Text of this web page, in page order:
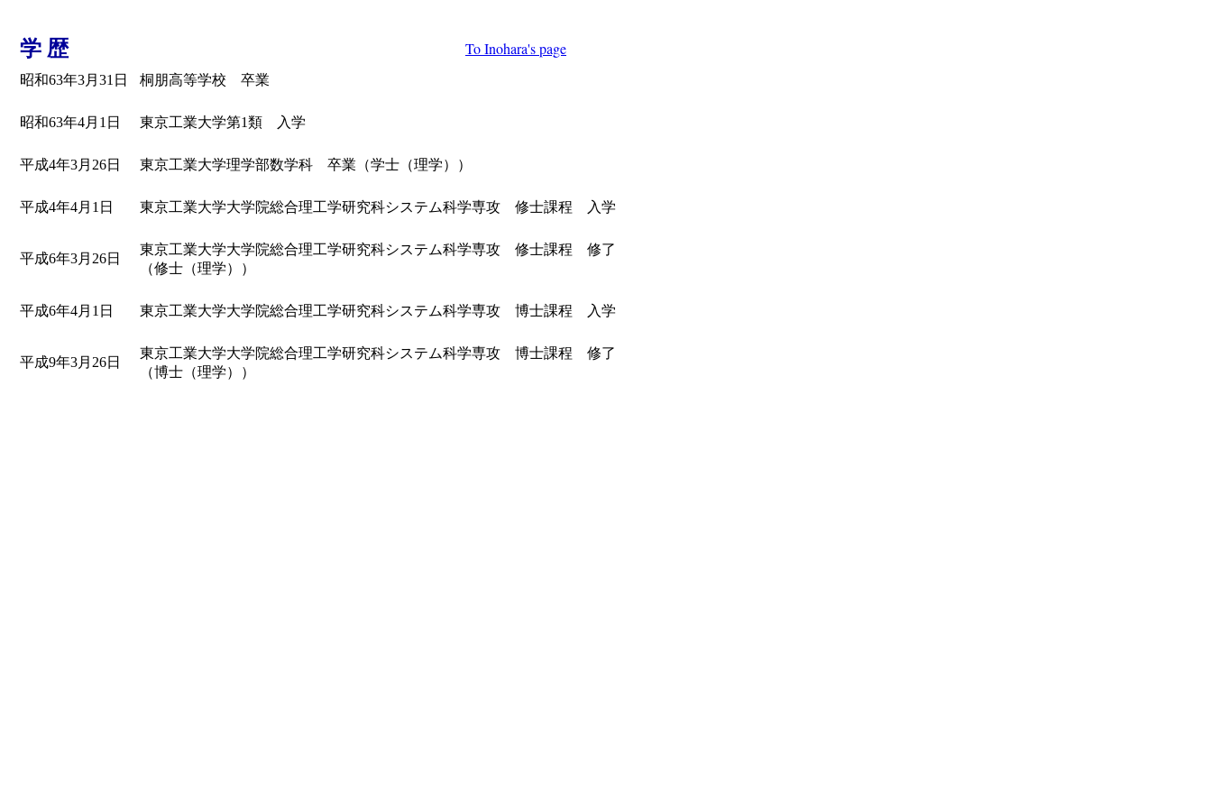
学 歴 To Inohara's page
昭和63年3月31日 桐朋高等学校 卒業
昭和63年4月1日 東京工業大学第1類 入学
平成4年3月26日 東京工業大学理学部数学科 卒業（学士（理学））
平成4年4月1日 東京工業大学大学院総合理工学研究科システム科学専攻 修士課程 入学
平成6年3月26日
東京工業大学大学院総合理工学研究科システム科学専攻 修士課程 修了
（修士（理学））
平成6年4月1日 東京工業大学大学院総合理工学研究科システム科学専攻 博士課程 入学
平成9年3月26日
東京工業大学大学院総合理工学研究科システム科学専攻 博士課程 修了
（博士（理学））